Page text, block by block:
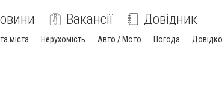
Вакансії Довідник
міста Нерухомість Авто / Мото Погода